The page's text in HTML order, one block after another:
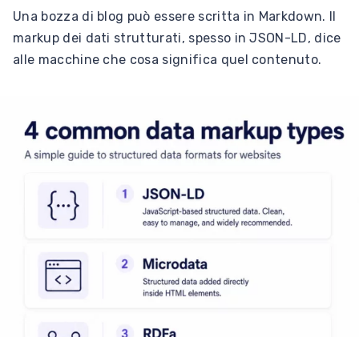
Una bozza di blog può essere scritta in Markdown. Il
markup dei dati strutturati, spesso in JSON-LD, dice
alle macchine che cosa significa quel contenuto.